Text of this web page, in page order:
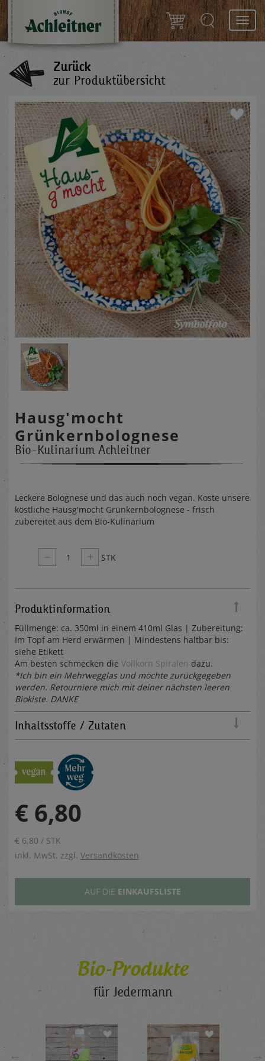
Zurück
zur Produktübersicht
Hausg'mocht
Grünkernbolognese
Bio-Kulinarium Achleitner
Leckere Bolognese und das auch noch vegan. Koste unsere
köstliche Hausg'mocht Grünkernbolognese - frisch
zubereitet aus dem Bio-Kulinarium
– 1 + STK
Produktinformation
Füllmenge: ca. 350ml in einem 410ml Glas | Zubereitung:
Im Topf am Herd erwärmen | Mindestens haltbar bis:
siehe Etikett
Am besten schmecken die Vollkorn Spiralen dazu.
*Ich bin ein Mehrwegglas und möchte zurückgegeben
werden. Retourniere mich mit deiner nächsten leeren
Biokiste. DANKE
Inhaltsstoffe / Zutaten
€ 6,80
€ 6,80 / STK
inkl. MwSt. zzgl. Versandkosten
AUF DIE EINKAUFSLISTE
Bio-Produkte
für Jedermann
← →